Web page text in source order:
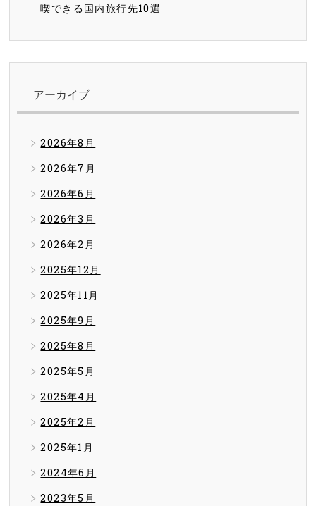
喫できる国内旅行先10選
アーカイブ
2026年8月
2026年7月
2026年6月
2026年3月
2026年2月
2025年12月
2025年11月
2025年9月
2025年8月
2025年5月
2025年4月
2025年2月
2025年1月
2024年6月
2023年5月